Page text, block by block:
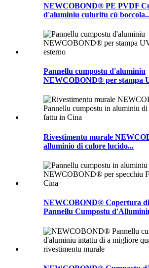
NEWCOBOND® PE PVDF
d'aluminiu culuritu cù
Pannellu cumpostu d'aluminiu
NEWCOBOND® per stampa
Rivestimentu murale
alluminio di culore lucido...
NEWCOBOND® Copertura di
Pannellu Cumpostu